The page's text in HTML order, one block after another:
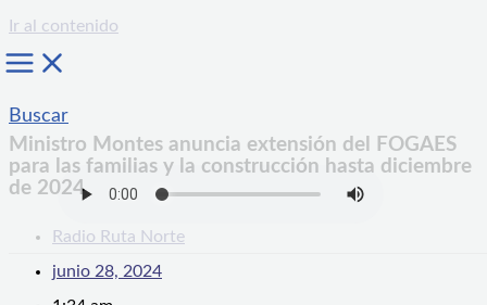
Ir al contenido
Buscar
Ministro Montes anuncia extensión del FOGAES
para las familias y la construcción hasta diciembre
de 2024
Radio Ruta Norte
junio 28, 2024